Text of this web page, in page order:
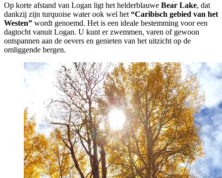
Op korte afstand van Logan ligt het helderblauwe Bear Lake, dat
dankzij zijn turquoise water ook wel het “Caribisch gebied van het
Westen” wordt genoemd. Het is een ideale bestemming voor een
dagtocht vanuit Logan. U kunt er zwemmen, varen of gewoon
ontspannen aan de oevers en genieten van het uitzicht op de
omliggende bergen.